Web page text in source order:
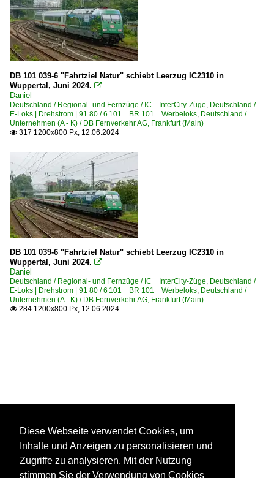
DB 101 039-6 "Fahrtziel Natur" schiebt Leerzug IC2310 in
Wuppertal, Juni 2024. 
Daniel
Deutschland / Regional- und Fernzüge / IC InterCity-Züge, Deutschland /
E-Loks | Drehstrom | 91 80 / 6 101 BR 101 Werbeloks, Deutschland /
Unternehmen (A - K) / DB Fernverkehr AG, Frankfurt (Main)
 317 1200x800 Px, 12.06.2024
DB 101 039-6 "Fahrtziel Natur" schiebt Leerzug IC2310 in
Wuppertal, Juni 2024. 
Daniel
Deutschland / Regional- und Fernzüge / IC InterCity-Züge, Deutschland /
E-Loks | Drehstrom | 91 80 / 6 101 BR 101 Werbeloks, Deutschland /
Unternehmen (A - K) / DB Fernverkehr AG, Frankfurt (Main)
 284 1200x800 Px, 12.06.2024
Diese Webseite verwendet Cookies, um
Inhalte und Anzeigen zu personalisieren und
Zugriffe zu analysieren. Mit der Nutzung
stimmen Sie der Verwendung von Cookies